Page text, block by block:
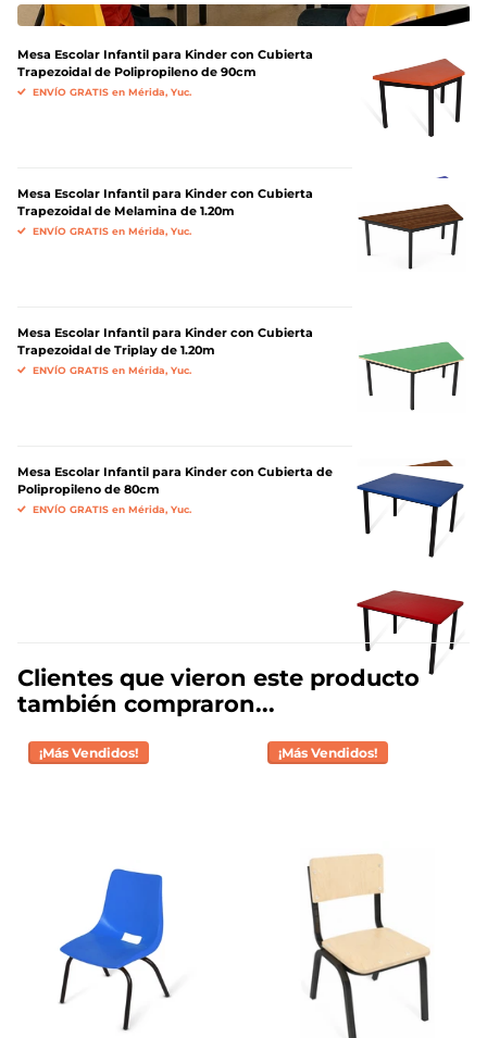
Mesa Escolar Infantil para Kinder con Cubierta
Trapezoidal de Polipropileno de 90cm
ENVÍO GRATIS en Mérida, Yuc.
Mesa Escolar Infantil para Kinder con Cubierta
Trapezoidal de Melamina de 1.20m
ENVÍO GRATIS en Mérida, Yuc.
Mesa Escolar Infantil para Kinder con Cubierta
Trapezoidal de Triplay de 1.20m
ENVÍO GRATIS en Mérida, Yuc.
Mesa Escolar Infantil para Kinder con Cubierta de
Polipropileno de 80cm
ENVÍO GRATIS en Mérida, Yuc.
Clientes que vieron este producto
también compraron...
¡Más Vendidos! ¡Más Vendidos!